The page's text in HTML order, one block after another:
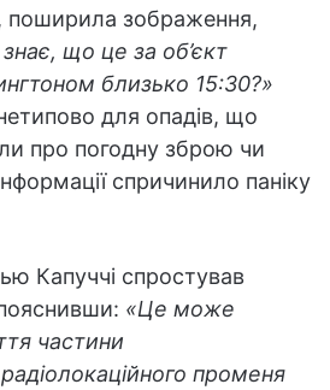
поширила зображення,
що це за об’єкт
близько 15:30?»
для опадів, що
про погодну зброю чи
спричинило паніку
Капуччі спростував
пояснивши: «Це може
частини
променя